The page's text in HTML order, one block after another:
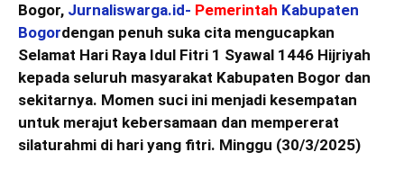
Bogor, Jurnaliswarga.id- Pemerintah Kabupaten
Bogordengan penuh suka cita mengucapkan
Selamat Hari Raya Idul Fitri 1 Syawal 1446 Hijriyah
kepada seluruh masyarakat Kabupaten Bogor dan
sekitarnya. Momen suci ini menjadi kesempatan
untuk merajut kebersamaan dan mempererat
silaturahmi di hari yang fitri. Minggu (30/3/2025)